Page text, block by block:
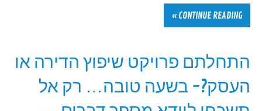
CONTINUE READING »
התחלתם פרויקט שיפוץ הדירה או
העסק?- בשעה טובה… רק אל